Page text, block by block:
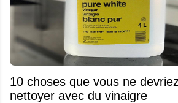
10 choses que vous ne
nettoyer avec du vinaigre